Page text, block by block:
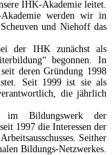
IHK-Akademie leitet.
werden wir in
und Niehoff das
der IHK zunächst als
begonnen. In
deren Gründung 1998
Seit 1999 ist sie als
die jährlich
im Bildungswerk der
1997 die Interessen der
Seither
Bildungs-Netzwerkes.